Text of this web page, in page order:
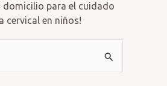
domicilio para el cuidado
cervical en niños!